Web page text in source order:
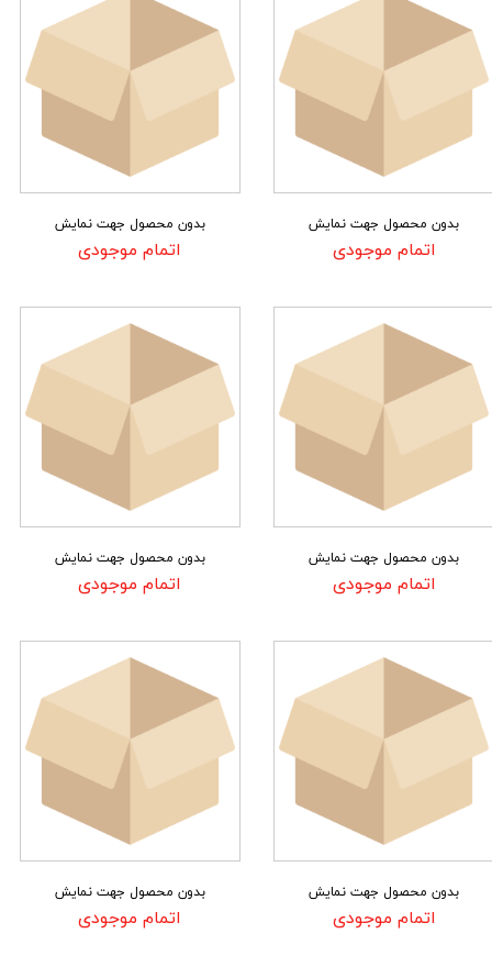
بدون محصول جهت نمایش
اتمام موجودی
بدون محصول جهت نمایش
اتمام موجودی
بدون محصول جهت نمایش
اتمام موجودی
بدون محصول جهت نمایش
اتمام موجودی
بدون محصول جهت نمایش
اتمام موجودی
بدون محصول جهت نمایش
اتمام موجودی